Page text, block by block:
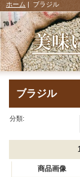
ホーム | ブラジル
ブラジル
分類:
商品画像